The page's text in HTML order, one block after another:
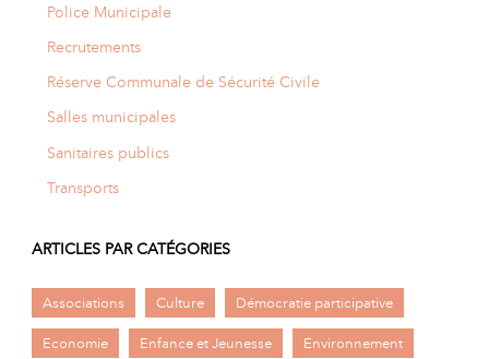
Police Municipale
Recrutements
Réserve Communale de Sécurité Civile
Salles municipales
Sanitaires publics
Transports
ARTICLES PAR CATÉGORIES
Associations Culture Démocratie participative
Economie Enfance et Jeunesse Environnement